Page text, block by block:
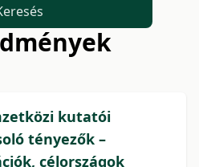
kutatói
tényezők –
célországok